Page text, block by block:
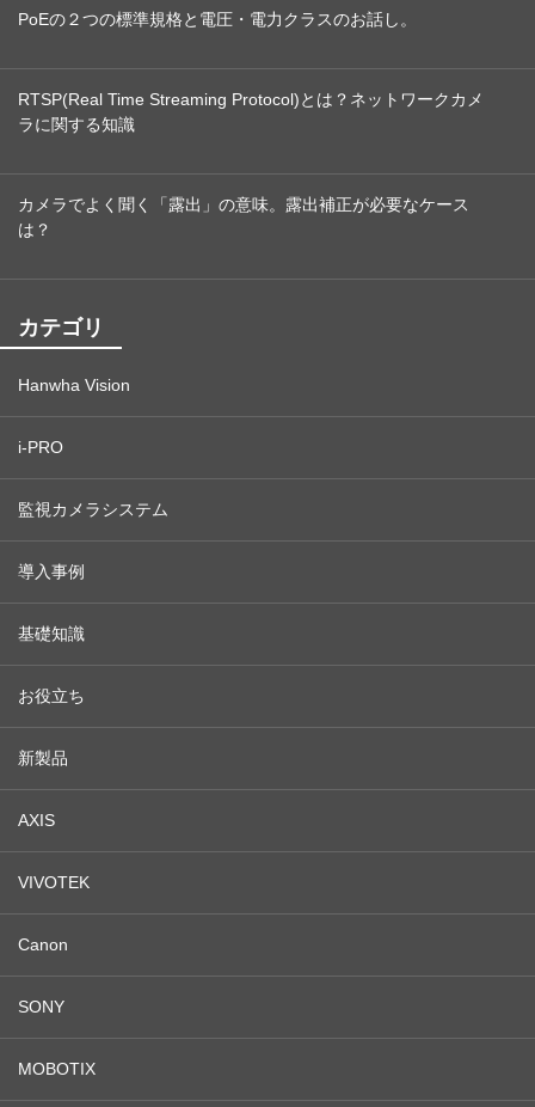
PoEの２つの標準規格と電圧・電力クラスのお話し。
RTSP(Real Time Streaming Protocol)とは？ネットワークカメ
ラに関する知識
カメラでよく聞く「露出」の意味。露出補正が必要なケース
は？
カテゴリ
Hanwha Vision
i-PRO
監視カメラシステム
導入事例
基礎知識
お役立ち
新製品
AXIS
VIVOTEK
Canon
SONY
MOBOTIX